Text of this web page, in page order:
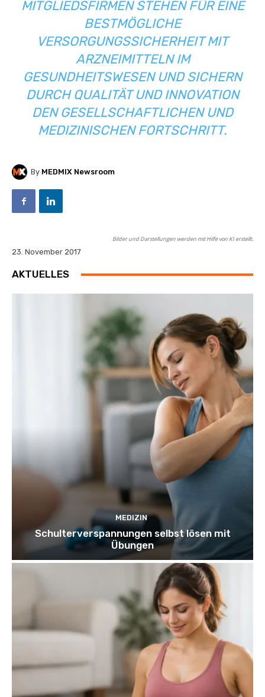
MITGLIEDSFIRMEN STEHEN FÜR EINE
BESTMÖGLICHE
VERSORGUNGSSICHERHEIT MIT
ARZNEIMITTELN IM
GESUNDHEITSWESEN UND SICHERN
DURCH QUALITÄT UND INNOVATION
DEN GESELLSCHAFTLICHEN UND
MEDIZINISCHEN FORTSCHRITT.
By MEDMIX Newsroom
Bilder und Darstellungen werden mit Hilfe von KI erstellt.
23. November 2017
AKTUELLES
MEDIZIN
Schulterverspannungen selbst lösen mit
Übungen